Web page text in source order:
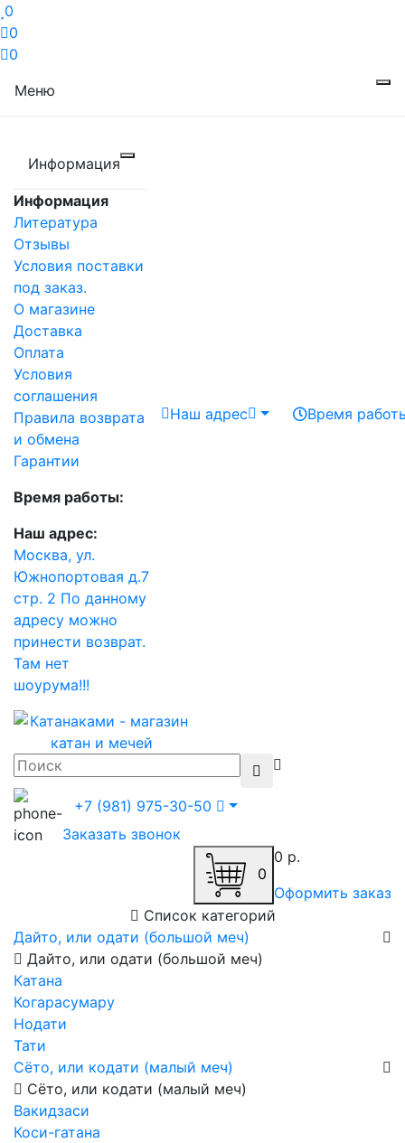
0
0
0
Меню
Информация
Информация
Литература
Отзывы
Условия поставки
под заказ.
О магазине
Доставка
Оплата
Условия
соглашения
Правила возврата
и обмена
Гарантии
Время работы:
Наш адрес:
Москва, ул.
Южнопортовая д.7
стр. 2 По данному
адресу можно
принести возврат.
Там нет
шоурума!!!
Наш адрес Время
+7 (981) 975-30-50
Заказать звонок
0
0 р.
Оформить заказ
Список категорий
Дайто, или одати (большой меч)
Дайто, или одати (большой меч)
Катана
Когарасумару
Нодати
Тати
Сёто, или кодати (малый меч)
Сёто, или кодати (малый меч)
Вакидзаси
Коси-гатана